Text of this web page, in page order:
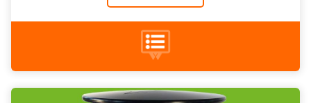
+34 935 900 007
Sensor meteorológico WS7 Consulta